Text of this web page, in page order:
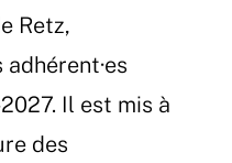
Retz,
Il est mis à
des